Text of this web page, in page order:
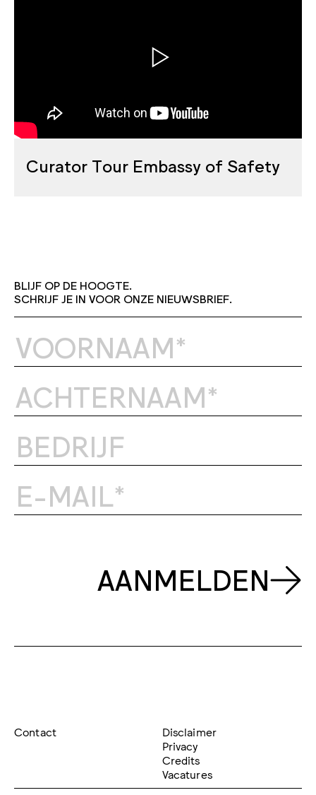
Curator Tour Embassy of Safety
BLIJF OP DE HOOGTE.
SCHRIJF JE IN VOOR ONZE NIEUWSBRIEF.
AANMELDEN
Contact
Disclaimer
Privacy
Credits
Vacatures